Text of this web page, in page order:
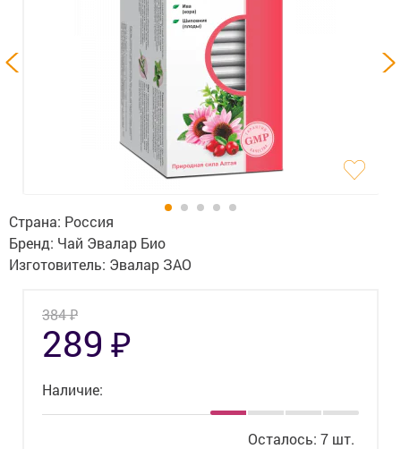
Гигиена
Изделия медицинского назначения
Планирование семьи
Оптика
Ортопедия
Уход за больными
Скидки и акции
Страна: Россия
Бренд: Чай Эвалар Био
Изготовитель: Эвалар ЗАО
384₽
289 ₽
Наличие:
Осталось: 7 шт.